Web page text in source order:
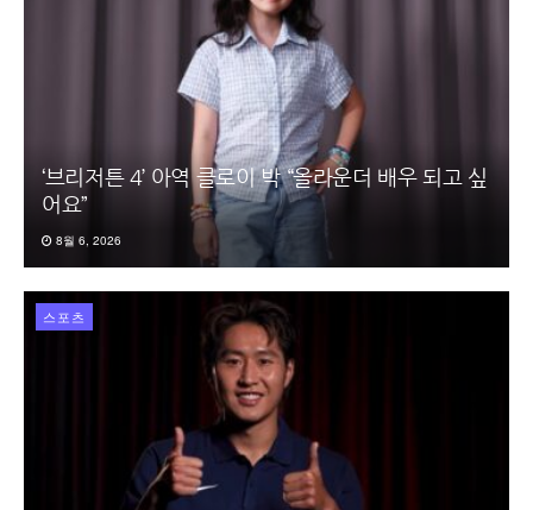
‘브리저튼 4’ 아역 클로이 박 “올라운더 배우 되고 싶
어요”
8월 6, 2026
스포츠